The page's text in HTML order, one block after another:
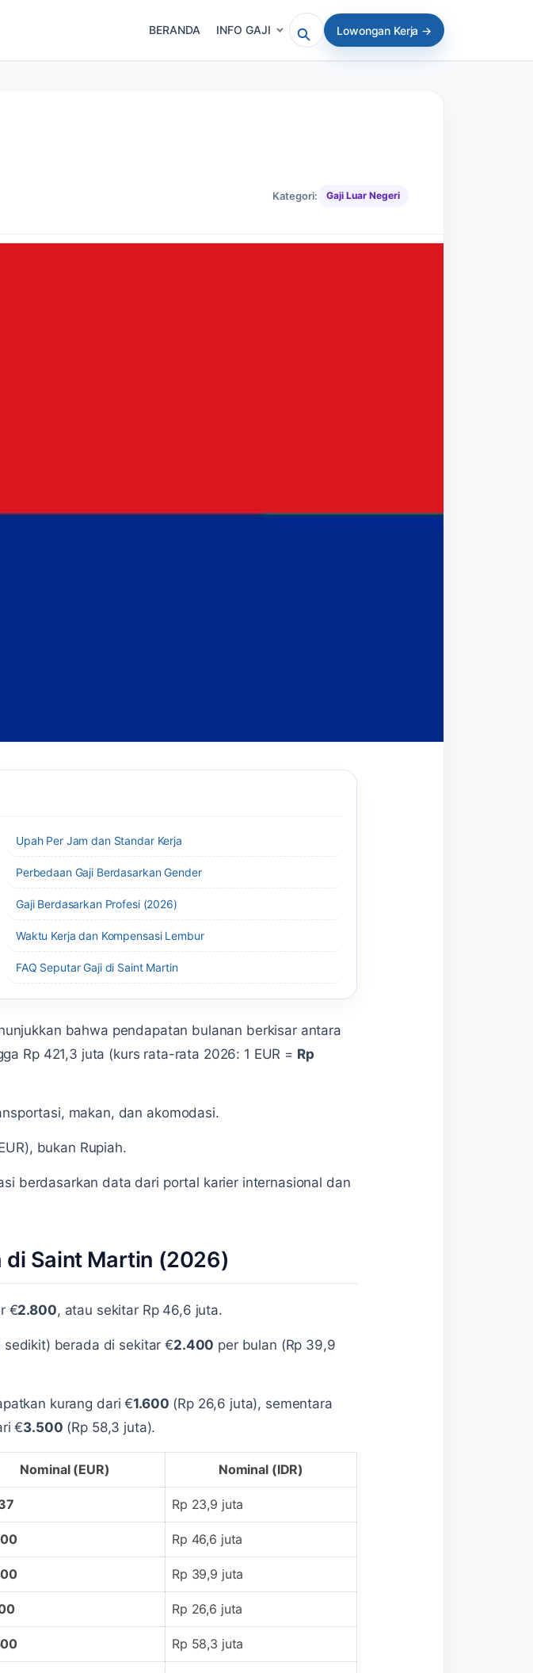
BERANDA INFO GAJI
Cari artikel atau lowongan
Lowongan Kerja →
Kategori: Gaji Luar Negeri
Upah Per Jam dan Standar Kerja
Perbedaan Gaji Berdasarkan Gender
Gaji Berdasarkan Profesi (2026)
Waktu Kerja dan Kompensasi Lembur
FAQ Seputar Gaji di Saint Martin
bahwa pendapatan bulanan berkisar antara
Rp 421,3 juta (kurs rata-rata 2026: 1 EUR = Rp
makan, dan akomodasi.
bukan Rupiah.
berdasarkan data dari portal karier internasional dan
di Saint Martin (2026)
€2.800, atau sekitar Rp 46,6 juta.
berada di sekitar €2.400 per bulan (Rp 39,9
kurang dari €1.600 (Rp 26,6 juta), sementara
€3.500 (Rp 58,3 juta).
Nominal (EUR) Nominal (IDR)
Rp 23,9 juta
Rp 46,6 juta
Rp 39,9 juta
Rp 26,6 juta
Rp 58,3 juta